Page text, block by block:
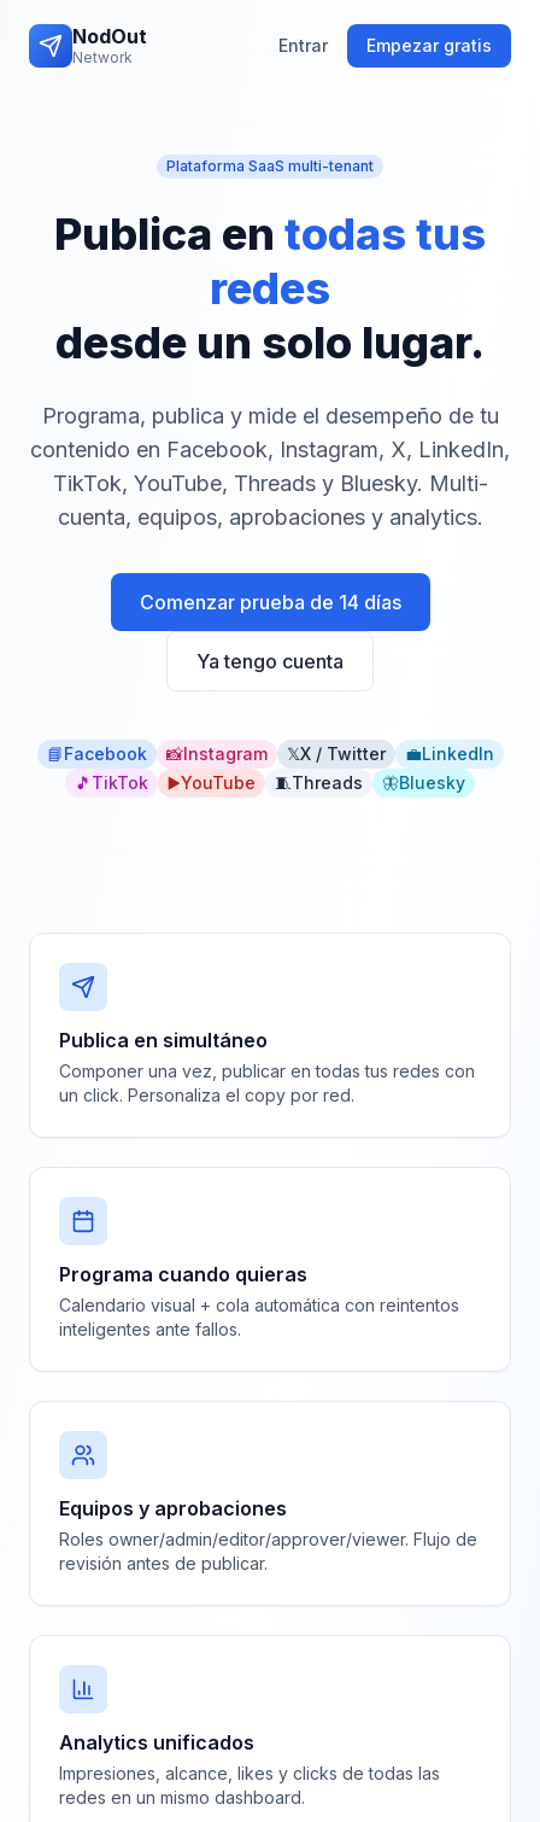
NodOut
Network
Entrar Empezar gratis
Plataforma SaaS multi-tenant
Publica en todas tus
redes
desde un solo lugar.
Programa, publica y mide el desempeño de tu
contenido en Facebook, Instagram, X, LinkedIn,
TikTok, YouTube, Threads y Bluesky. Multi-
cuenta, equipos, aprobaciones y analytics.
Comenzar prueba de 14 días
Ya tengo cuenta
📘Facebook 📸Instagram 𝕏X / Twitter 💼LinkedIn
🎵 TikTok ▶️YouTube 🧵Threads 🦋Bluesky
Publica en simultáneo
Componer una vez, publicar en todas tus redes con
un click. Personaliza el copy por red.
Programa cuando quieras
Calendario visual + cola automática con reintentos
inteligentes ante fallos.
Equipos y aprobaciones
Roles owner/admin/editor/approver/viewer. Flujo de
revisión antes de publicar.
Analytics unificados
Impresiones, alcance, likes y clicks de todas las
redes en un mismo dashboard.